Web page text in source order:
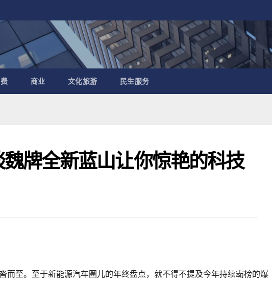
商业 文化旅游 民生服务
牌全新蓝山让你惊艳的科技
而至。至于新能源汽车圈儿的年终盘点，就不得不提及今年持续霸榜的爆